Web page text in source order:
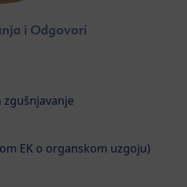
i Odgovori
zgušnjavanje
EK o organskom uzgoju)